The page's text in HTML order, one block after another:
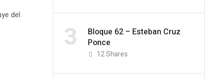
del
3
Bloque 62 – Esteban Cruz
Ponce
12Shares